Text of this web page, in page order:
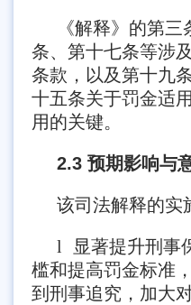
《解释》的第
条、第十七条等涉
条款，以及第十九
十五条关于罚金适
用的关键。
2.3 预期影响与
该司法解释的实
l 显著提升刑事
槛和提高罚金标准
到刑事追究，加大